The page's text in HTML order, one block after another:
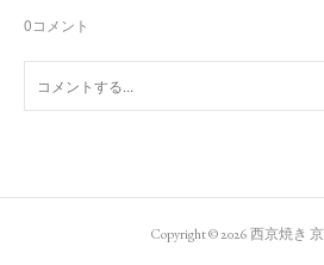
0コメント
Copyright ©2026西京焼き